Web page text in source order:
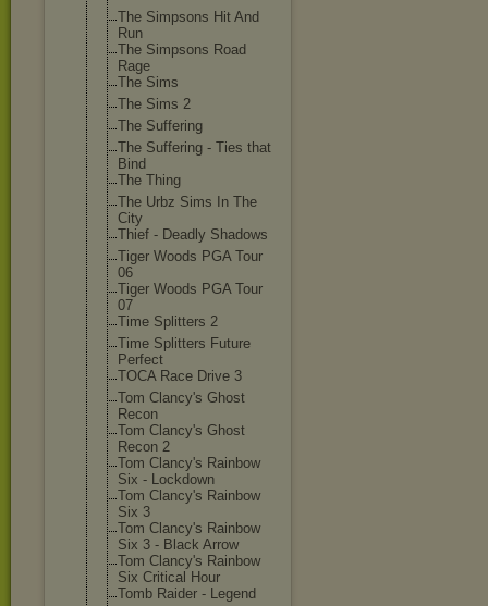
The Simpsons Hit And
Run
The Simpsons Road
Rage
The Sims
The Sims 2
The Suffering
The Suffering - Ties that
Bind
The Thing
The Urbz Sims In The
City
Thief - Deadly Shadows
Tiger Woods PGA Tour
06
Tiger Woods PGA Tour
07
Time Splitters 2
Time Splitters Future
Perfect
TOCA Race Drive 3
Tom Clancy's Ghost
Recon
Tom Clancy's Ghost
Recon 2
Tom Clancy's Rainbow
Six - Lockdown
Tom Clancy's Rainbow
Six 3
Tom Clancy's Rainbow
Six 3 - Black Arrow
Tom Clancy's Rainbow
Six Critical Hour
Tomb Raider - Legend